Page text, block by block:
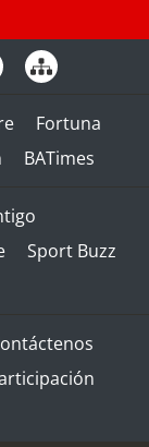
Fortuna
BATimes
Sport Buzz